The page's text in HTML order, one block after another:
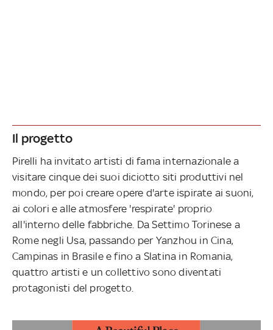
Il progetto
Pirelli ha invitato artisti di fama internazionale a
visitare cinque dei suoi diciotto siti produttivi nel
mondo, per poi creare opere d'arte ispirate ai suoni,
ai colori e alle atmosfere 'respirate' proprio
all'interno delle fabbriche. Da Settimo Torinese a
Rome negli Usa, passando per Yanzhou in Cina,
Campinas in Brasile e fino a Slatina in Romania,
quattro artisti e un collettivo sono diventati
protagonisti del progetto.